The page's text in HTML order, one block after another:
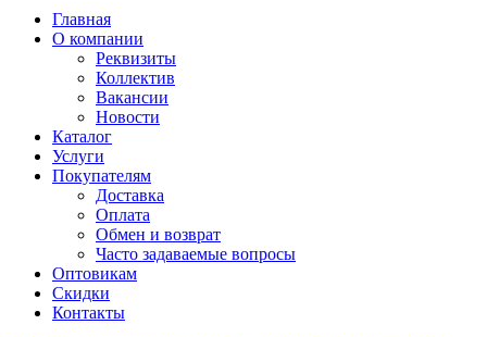
Главная
О компании
Реквизиты
Коллектив
Вакансии
Новости
Каталог
Услуги
Покупателям
Доставка
Оплата
Обмен и возврат
Часто задаваемые вопросы
Оптовикам
Скидки
Контакты